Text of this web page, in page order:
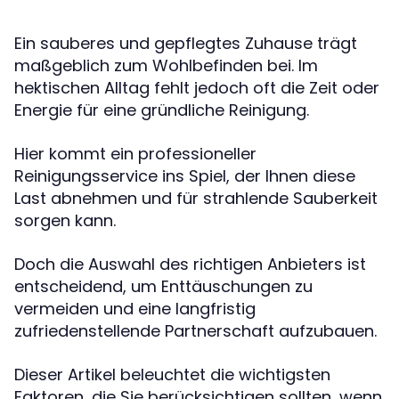
Ein sauberes und gepflegtes Zuhause trägt
maßgeblich zum Wohlbefinden bei. Im
hektischen Alltag fehlt jedoch oft die Zeit oder
Energie für eine gründliche Reinigung.
Hier kommt ein professioneller
Reinigungsservice ins Spiel, der Ihnen diese
Last abnehmen und für strahlende Sauberkeit
sorgen kann.
Doch die Auswahl des richtigen Anbieters ist
entscheidend, um Enttäuschungen zu
vermeiden und eine langfristig
zufriedenstellende Partnerschaft aufzubauen.
Dieser Artikel beleuchtet die wichtigsten